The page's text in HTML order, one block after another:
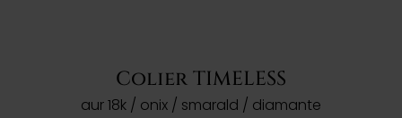
Colier TIMELESS
aur 18k / onix / smarald / diamante